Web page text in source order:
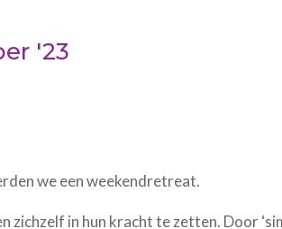
'23
we een weekendretreat.
in hun kracht te zetten. Door